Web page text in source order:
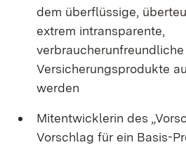
dem überflüssige,
extrem intransparente,
verbraucherunfreundliche
Versicherungsprodukte
werden
Mitentwicklerin des
Vorschlag für ein Basis-